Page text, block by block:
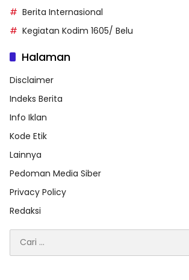
Berita Internasional
Kegiatan Kodim 1605/ Belu
Halaman
Disclaimer
Indeks Berita
Info Iklan
Kode Etik
Lainnya
Pedoman Media Siber
Privacy Policy
Redaksi
untuk: